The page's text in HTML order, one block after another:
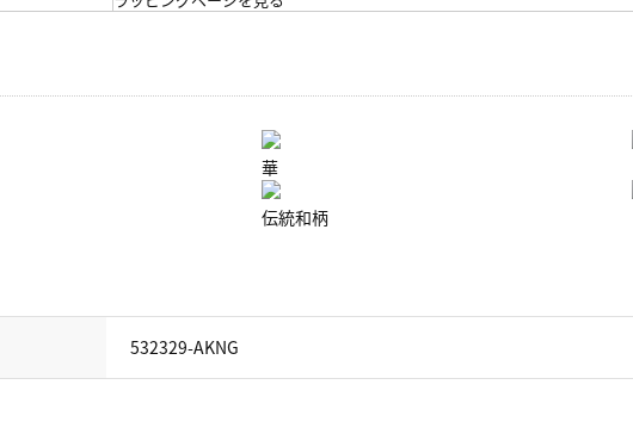
華
伝統和柄
532329-AKNG